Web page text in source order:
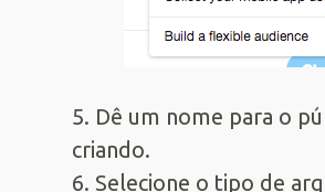
5. Dê um nome para o
criando.
6. Selecione o tipo de